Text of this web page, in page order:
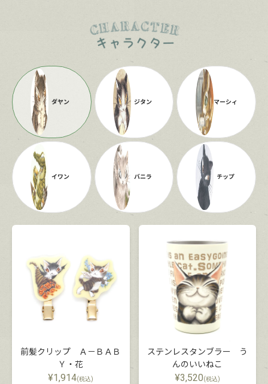
ダヤン ジタン マーシィ
イワン バニラ チップ
前髪クリップ Ａ－ＢＡＢ
Ｙ・花
¥1,914(税込)
ステンレスタンブラー う
んのいいねこ
¥3,520(税込)